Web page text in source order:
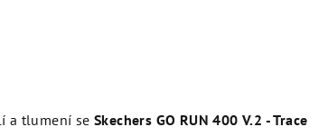
a tlumení se Skechers GO RUN 400 V.2 - Trace